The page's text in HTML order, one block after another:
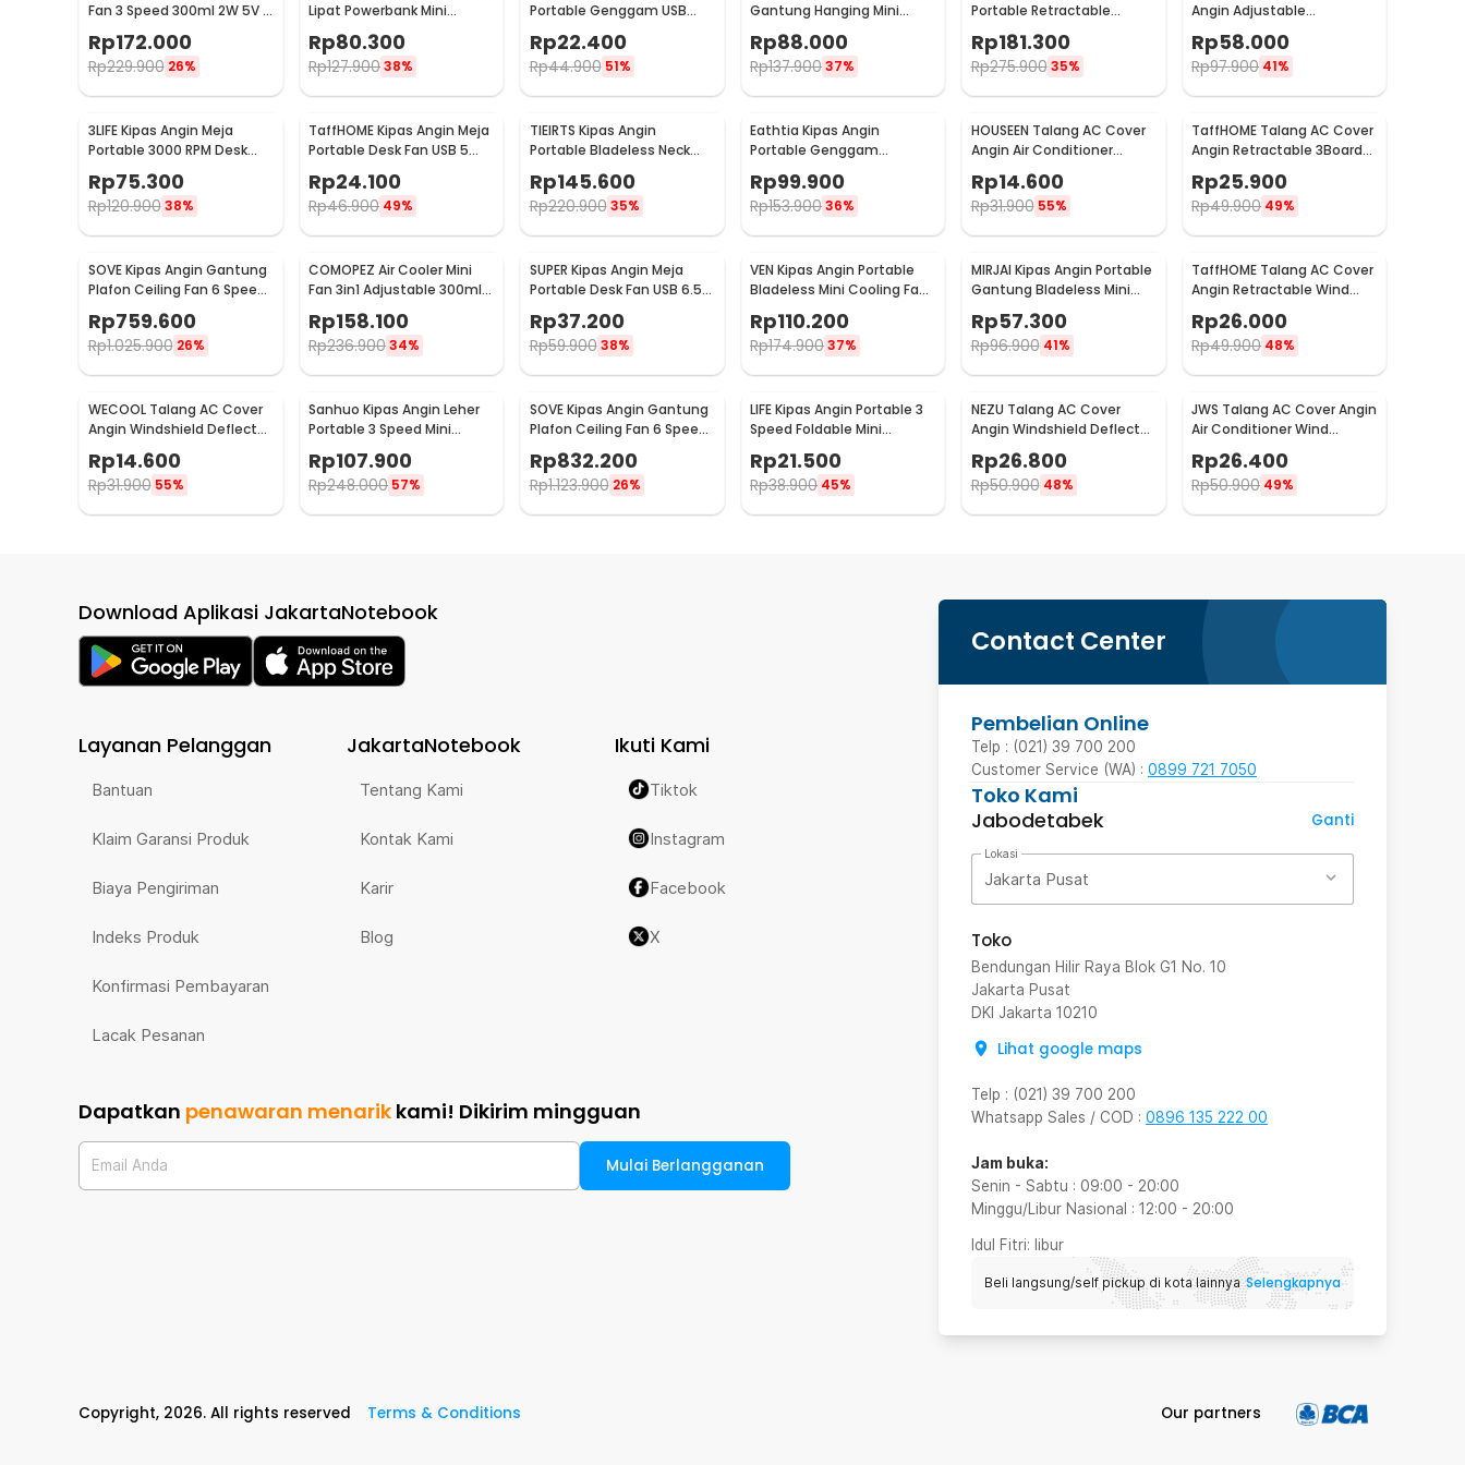
Fan 3 Speed 300ml 2W 5V -
Rp172.000
Rp229.900 26%
Lipat Powerbank Mini
Cooling Fan 3000mAh - F3
Rp80.300
Rp127.90038%
Portable Genggam USB
SS-2
Rp22.400
Rp44.900 51%
Gantung Hanging Mini
Cooling Fan 1800mAh -
DQ203
Rp88.000
Rp137.90037%
Portable Retractable
Folding Fan 7200mAh - ZK-
20321
Rp181.300
Rp275.900 35%
Angin Adjustable
Windshield Deflector
56x18cm - GB001
Rp58.000
Rp97.900 41%
3LIFE Kipas Angin Meja
Portable 3000 RPM Desk
Fan USB 4.8 Inch 5W - 312
Rp75.300
Rp120.900 38%
TaffHOME Kipas Angin Meja
Portable Desk Fan USB 5
Rp24.100
Rp46.900 49%
TIEIRTS Kipas Angin
Portable Bladeless Neck
Mini Cooling Fan 5000mAh
- H12
Rp145.600
Rp220.900 35%
Eathtia Kipas Angin
Portable Genggam
2200mAh - WX-622
Rp99.900
Rp153.90036%
HOUSEEN Talang AC Cover
Angin Air Conditioner
Windshield Deflector - YH-
JJ-80
Rp14.600
Rp31.900 55%
TaffHOME Talang AC Cover
Angin Retractable 3Board
HZ74
Rp25.900
Rp49.900 49%
SOVE Kipas Angin Gantung
Plafon Ceiling Fan 6 Speed
Reversible 52 Inch - FS2007
Rp759.600
Rp1.025.900 26%
COMOPEZ Air Cooler Mini
Fan 3in1 Adjustable 300ml
18W 9V - YY-01
Rp158.100
Rp236.90034%
SUPER Kipas Angin Meja
Portable Desk Fan USB 6.5
Inch 4.5W - A8
Rp37.200
Rp59.900 38%
VEN Kipas Angin Portable
Bladeless Mini Cooling Fan
Rp110.200
Rp174.90037%
MIRJAI Kipas Angin Portable
Gantung Bladeless Mini
Cooling Fan 1200mAh - 6171
Rp57.300
Rp96.900 41%
TaffHOME Talang AC Cover
Angin Retractable Wind
Deflector - W92
Rp26.000
Rp49.900 48%
WECOOL Talang AC Cover
Angin Windshield Deflector
Cute Design Ski Animal -
WL90
Rp14.600
Rp31.900 55%
Sanhuo Kipas Angin Leher
Portable 3 Speed Mini
Rp107.900
Rp248.000 57%
SOVE Kipas Angin Gantung
Plafon Ceiling Fan 6 Speed
LED 52 Inch - FS2008
Rp832.200
Rp1.123.900 26%
LIFE Kipas Angin Portable 3
Speed Foldable Mini
Rp21.500
Rp38.900 45%
NEZU Talang AC Cover
Angin Windshield Deflector
Whale Pattern - N9S
Rp26.800
Rp50.900 48%
JWS Talang AC Cover Angin
Air Conditioner Wind
Deflector 89cm - JW43
Rp26.400
Rp50.900 49%
Contact Center
Pembelian Online
Telp : (021) 39 700 200
Customer Service (WA) : 0899 721 7050
Toko Kami
Jabodetabek
Ganti
Lokasi
Jakarta Pusat
Toko
Bendungan Hilir Raya Blok G1 No. 10
Jakarta Pusat
DKI Jakarta 10210
Lihat google maps
Telp : (021) 39 700 200
Whatsapp Sales / COD : 0896 135 222 00
Jam buka:
Senin - Sabtu : 09:00 - 20:00
Minggu/Libur Nasional : 12:00 - 20:00
Idul Fitri: libur
Beli langsung/self pickup di kota lainnya Selengkapnya
Download Aplikasi JakartaNotebook
Layanan Pelanggan
Bantuan
Klaim Garansi Produk
Biaya Pengiriman
Indeks Produk
Konfirmasi Pembayaran
Lacak Pesanan
JakartaNotebook
Tentang Kami
Kontak Kami
Karir
Blog
Ikuti Kami
Tiktok
Instagram
Facebook
X
Dapatkan penawaran menarik kami! Dikirim mingguan
Email Anda Mulai Berlangganan
Copyright, 2026. All rights reserved Terms & Conditions Our partners